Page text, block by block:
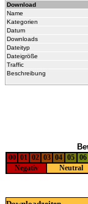
Download
Name
Kategorien
Datum
Downloads
Dateityp
Dateigröße
Traffic
Beschreibung
00 01 02 03 04 05 06
Negativ Neutral